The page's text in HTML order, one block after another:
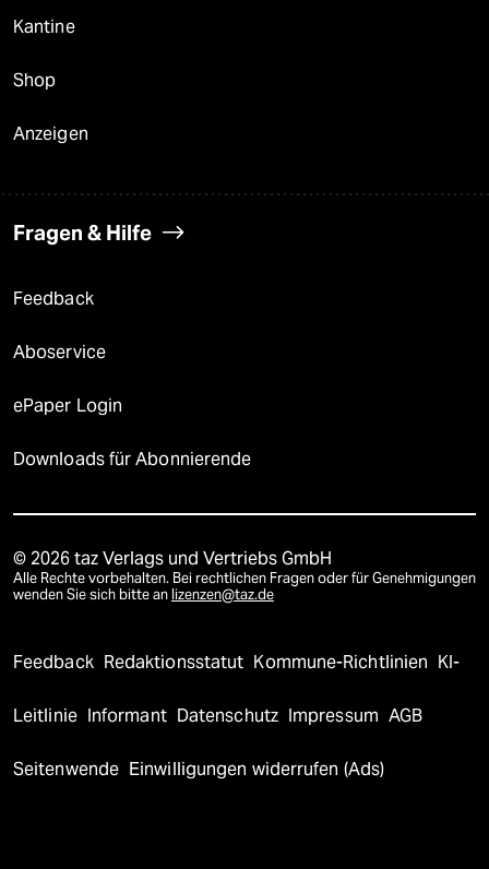
Kantine
Shop
Anzeigen
Fragen & Hilfe
Feedback
Aboservice
ePaper Login
Downloads für Abonnierende
© 2026 taz Verlags und Vertriebs GmbH
Alle Rechte vorbehalten. Bei rechtlichen Fragen oder für Genehmigungen
wenden Sie sich bitte an lizenzen@taz.de
Feedback Redaktionsstatut Kommune-Richtlinien KI-
Leitlinie Informant Datenschutz Impressum AGB
Seitenwende Einwilligungen widerrufen (Ads)